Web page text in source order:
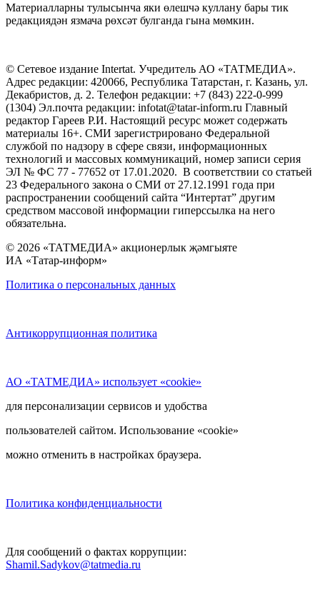
Материалларны тулысынча яки өлешчә куллану бары тик
редакциядән язмача рөхсәт булганда гына мөмкин.
© Сетевое издание Intertat. Учредитель АО «ТАТМЕДИА».
Адрес редакции: 420066, Республика Татарстан, г. Казань, ул.
Декабристов, д. 2. Телефон редакции: +7 (843) 222-0-999
(1304) Эл.почта редакции: infotat@tatar-inform.ru Главный
редактор Гареев Р.И. Настоящий ресурс может содержать
материалы 16+. СМИ зарегистрировано Федеральной
службой по надзору в сфере связи, информационных
технологий и массовых коммуникаций, номер записи серия
ЭЛ № ФС 77 - 77652 от 17.01.2020. В соответствии со статьей
23 Федерального закона о СМИ от 27.12.1991 года при
распространении сообщений сайта “Интертат” другим
средством массовой информации гиперссылка на него
обязательна.
© 2026 «ТАТМЕДИА» акционерлык җәмгыяте
ИА «Татар-информ»
Политика о персональных данных
Антикоррупционная политика
АО «ТАТМЕДИА» использует «cookie»
для персонализации сервисов и удобства
пользователей сайтом. Использование «cookie»
можно отменить в настройках браузера.
Политика конфиденциальности
Для сообщений о фактах коррупции:
Shamil.Sadykov@tatmedia.ru